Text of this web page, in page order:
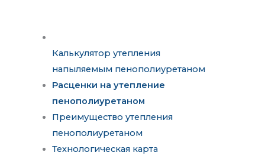
Калькулятор утепления
напыляемым пенополиуретаном
Расценки на утепление
пенополиуретаном
Преимущество утепления
пенополиуретаном
Технологическая карта